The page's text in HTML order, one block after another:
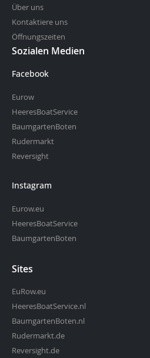
Über uns
Kontaktiere uns
Öffnungszeiten
Sozialen Medien
Facebook
Eurow
HeeresBoatService
BaumgartenBoten
Rudermarkt
Reversight
Instagram
Eurow.eu
HeeresBoatService
BaumgartenBoten
Sites
EuRow.eu
HeeresBoatService.nl
BaumgartenBoten.nl
Rudermarkt.de
Reversight.de